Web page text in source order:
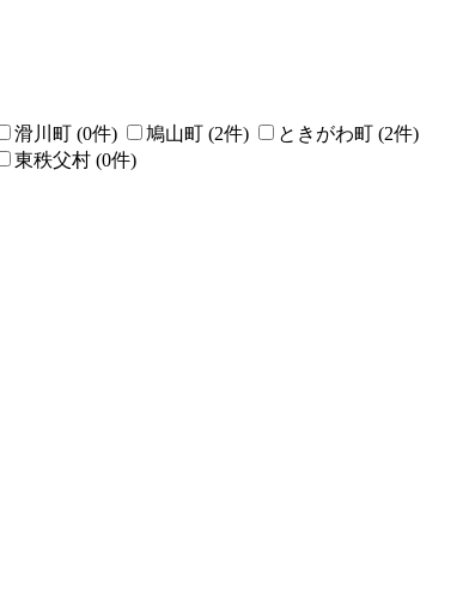
滑川町 (0件) 鳩山町 (2件) ときがわ町 (2件)
東秩父村 (0件)